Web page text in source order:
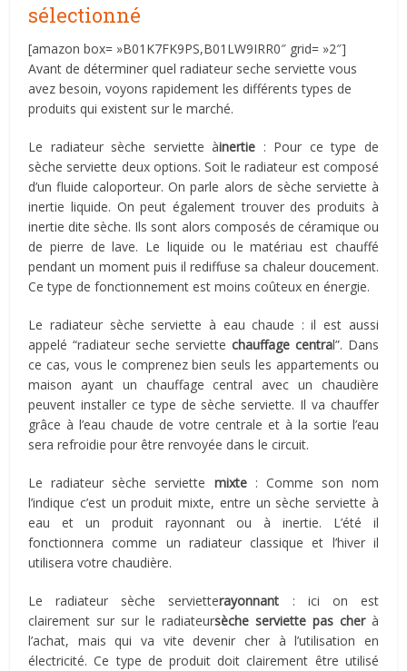
sélectionné
[amazon box= »B01K7FK9PS,B01LW9IRR0″ grid= »2″]
Avant de déterminer quel radiateur seche serviette vous
avez besoin, voyons rapidement les différents types de
produits qui existent sur le marché.
Le radiateur sèche serviette àinertie : Pour ce type de
sèche serviette deux options. Soit le radiateur est composé
d’un fluide caloporteur. On parle alors de sèche serviette à
inertie liquide. On peut également trouver des produits à
inertie dite sèche. Ils sont alors composés de céramique ou
de pierre de lave. Le liquide ou le matériau est chauffé
pendant un moment puis il rediffuse sa chaleur doucement.
Ce type de fonctionnement est moins coûteux en énergie.
Le radiateur sèche serviette à eau chaude : il est aussi
appelé “radiateur seche serviette chauffage central”. Dans
ce cas, vous le comprenez bien seuls les appartements ou
maison ayant un chauffage central avec un chaudière
peuvent installer ce type de sèche serviette. Il va chauffer
grâce à l’eau chaude de votre centrale et à la sortie l’eau
sera refroidie pour être renvoyée dans le circuit.
Le radiateur sèche serviette mixte: Comme son nom
l’indique c’est un produit mixte, entre un sèche serviette à
eau et un produit rayonnant ou à inertie. L’été il
fonctionnera comme un radiateur classique et l’hiver il
utilisera votre chaudière.
Le radiateur sèche servietterayonnant : ici on est
clairement sur sur le radiateursèche serviette pas cherà
l’achat, mais qui va vite devenir cher à l’utilisation en
électricité. Ce type de produit doit clairement être utilisé